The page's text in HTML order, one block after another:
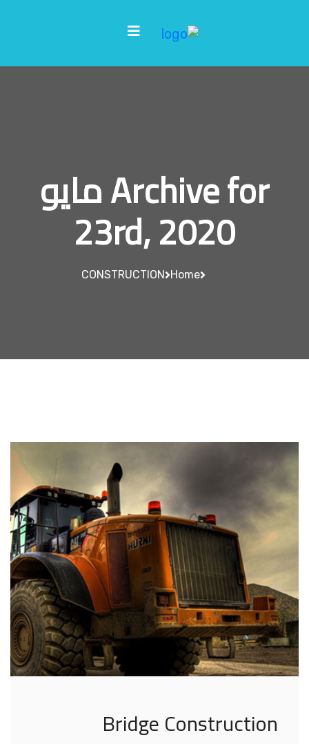
Archive for مايو
23rd, 2020
Home
CONSTRUCTION
Bridge Construction